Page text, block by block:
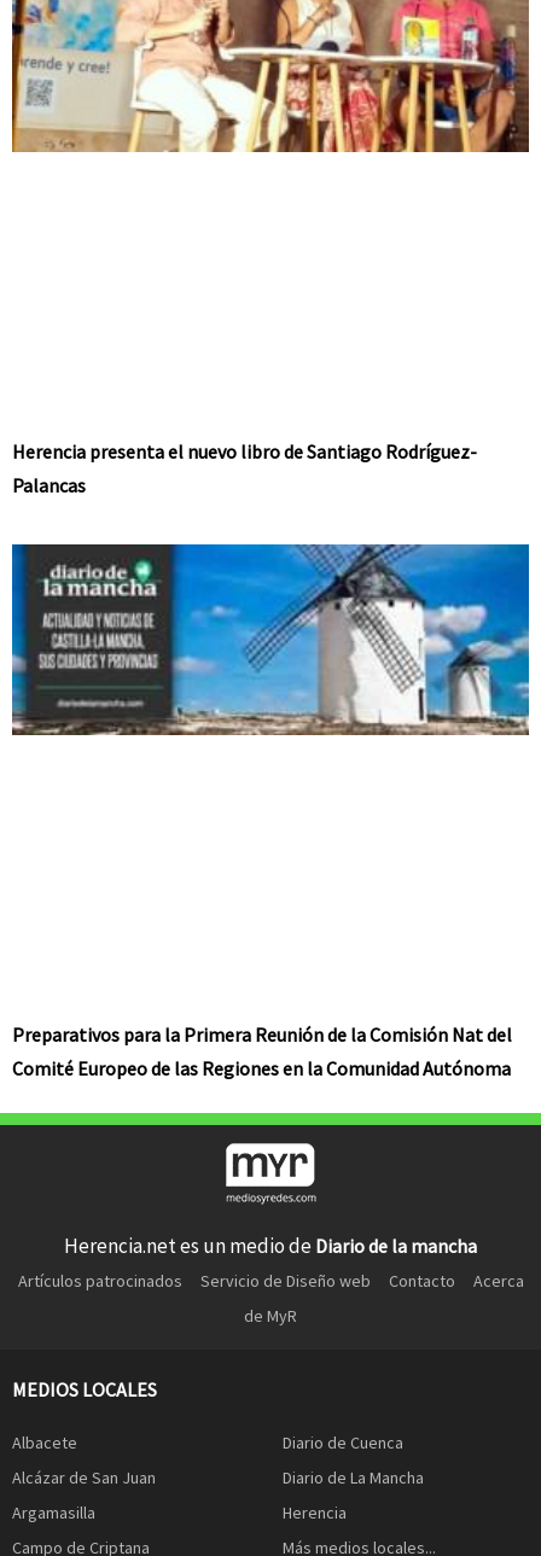
Herencia presenta el nuevo libro de Santiago Rodríguez-
Palancas
Preparativos para la Primera Reunión de la Comisión Nat del
Comité Europeo de las Regiones en la Comunidad Autónoma
Herencia.net es un medio de Diario de la mancha
Artículos patrocinados Servicio de Diseño web Contacto
Acerca
de MyR
MEDIOS LOCALES
Albacete
Alcázar de San Juan
Argamasilla
Campo de Criptana
Diario de Cuenca
Diario de La Mancha
Herencia
Más medios locales...